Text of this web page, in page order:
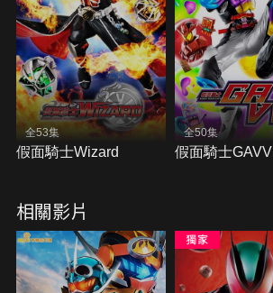
全53集
假面騎士Wizard
全50集
假面騎士GAVV
相關影片